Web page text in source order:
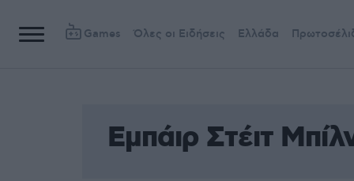
Games Όλες οι Ειδήσεις Ελλάδα
Εμπάιρ Στέιτ